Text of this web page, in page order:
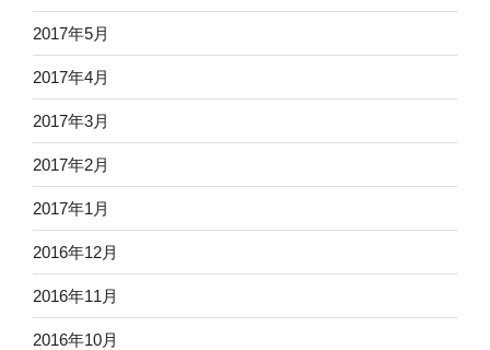
2017年5月
2017年4月
2017年3月
2017年2月
2017年1月
2016年12月
2016年11月
2016年10月